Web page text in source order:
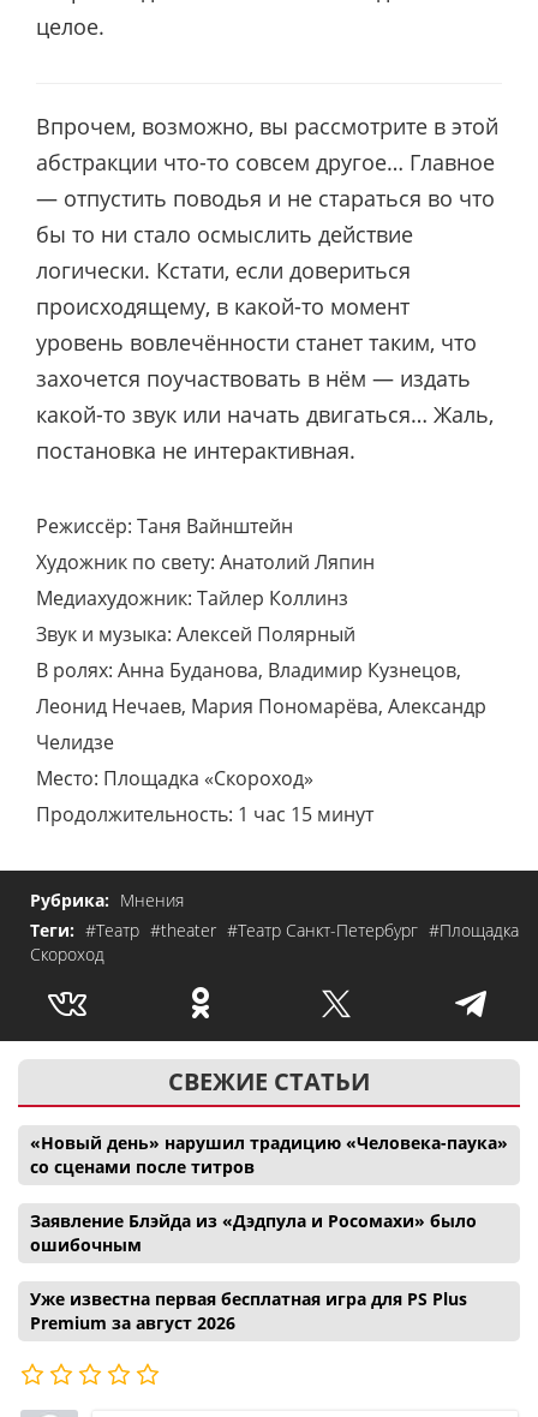
целое.
Впрочем, возможно, вы рассмотрите в этой
абстракции что-то совсем другое… Главное
— отпустить поводья и не стараться во что
бы то ни стало осмыслить действие
логически. Кстати, если довериться
происходящему, в какой-то момент
уровень вовлечённости станет таким, что
захочется поучаствовать в нём — издать
какой-то звук или начать двигаться… Жаль,
постановка не интерактивная.
Режиссёр: Таня Вайнштейн
Художник по свету: Анатолий Ляпин
Медиахудожник: Тайлер Коллинз
Звук и музыка: Алексей Полярный
В ролях: Анна Буданова, Владимир Кузнецов,
Леонид Нечаев, Мария Пономарёва, Александр
Челидзе
Место: Площадка «Скороход»
Продолжительность: 1 час 15 минут
Рубрика: Мнения
Теги: #Театр #theater #Театр Санкт-Петербург #Площадка
Скороход
СВЕЖИЕ СТАТЬИ
«Новый день» нарушил традицию «Человека-паука»
со сценами после титров
Заявление Блэйда из «Дэдпула и Росомахи» было
ошибочным
Уже известна первая бесплатная игра для PS Plus
Premium за август 2026